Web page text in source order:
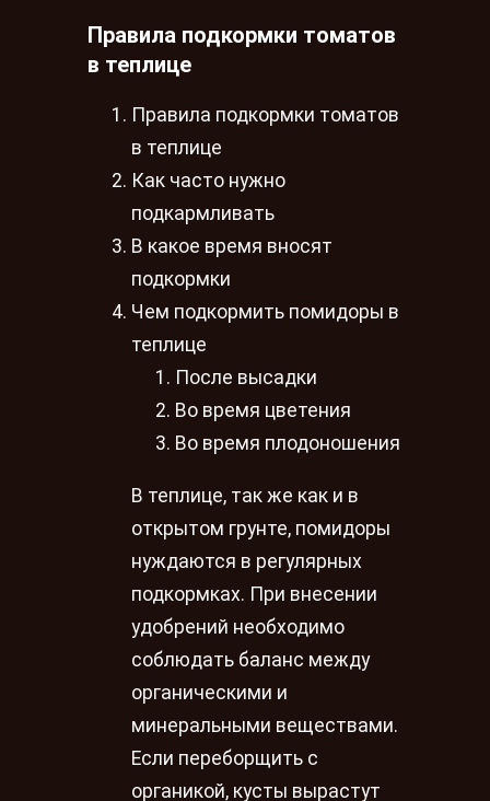
Правила подкормки томатов
в теплице
Правила подкормки томатов
в теплице
Как часто нужно
подкармливать
В какое время вносят
подкормки
Чем подкормить помидоры в
теплице
После высадки
Во время цветения
Во время плодоношения
В теплице, так же как и в
открытом грунте, помидоры
нуждаются в регулярных
подкормках. При внесении
удобрений необходимо
соблюдать баланс между
органическими и
минеральными веществами.
Если переборщить с
органикой, кусты вырастут